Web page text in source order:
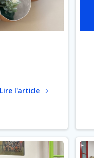
Lire l'article